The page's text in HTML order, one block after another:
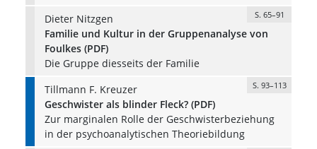
Dieter Nitzgen
S. 65–91
Familie und Kultur in der Gruppenanalyse von
Foulkes (PDF)
Die Gruppe diesseits der Familie
Tillmann F. Kreuzer
S. 93–113
Geschwister als blinder Fleck? (PDF)
Zur marginalen Rolle der Geschwisterbeziehung
in der psychoanalytischen Theoriebildung